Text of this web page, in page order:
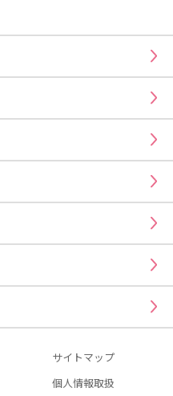
サイトマップ
個人情報取扱